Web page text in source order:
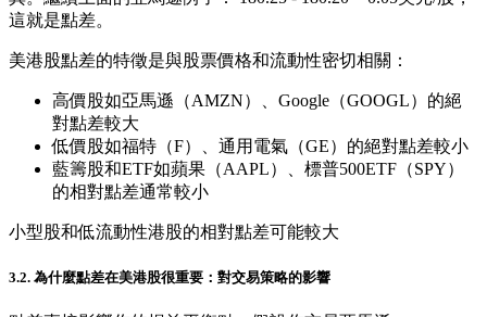
這就是點差。
美港股點差的特徵是與股票價格和流動性密切相關：
高價股如亞馬遜（AMZN）、Google（GOOGL）的絕
對點差較大
低價股如福特（F）、通用電氣（GE）的絕對點差較小
藍籌股和ETF如蘋果（AAPL）、標普500ETF（SPY）
的相對點差通常較小
小型股和低流動性港股的相對點差可能較大
3.2. 為什麼點差在美港股很重要：對交易策略的影響